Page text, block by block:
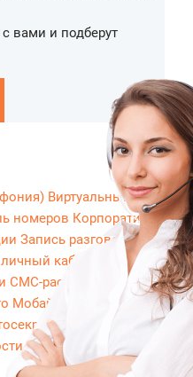
вами и подберут
Виртуальный номер
номеров Корпоративный
Запись разговоров
кабинет
СМС-рассылки
Мобайл
ВАТС